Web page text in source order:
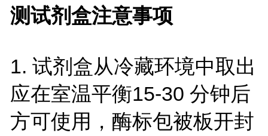
测试剂盒注意事项
1. 试剂盒从冷藏环境中取出
应在室温平衡15-30 分钟后
方可使用，酶标包被板开封